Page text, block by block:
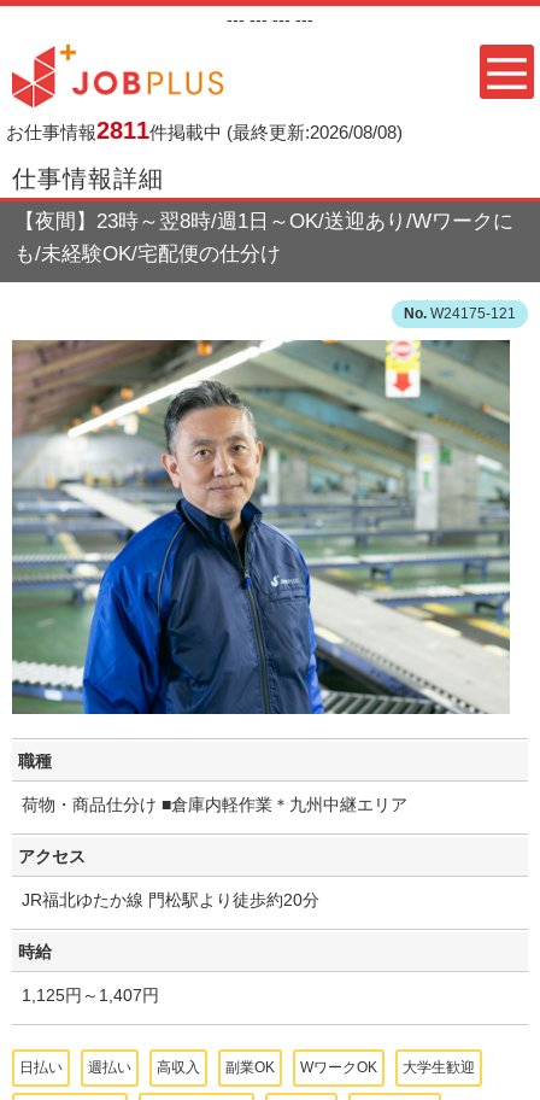
--- --- --- ---
お仕事情報2811件掲載中 (最終更新:2026/08/08)
仕事情報詳細
【夜間】23時～翌8時/週1日～OK/送迎あり/Wワークに
も/未経験OK/宅配便の仕分け
W24175-121
職種
荷物・商品仕分け ■倉庫内軽作業＊九州中継エリア
アクセス
JR福北ゆたか線 門松駅より徒歩約20分
時給
1,125円～1,407円
日払い 週払い 高収入 副業OK WワークOK 大学生歓迎